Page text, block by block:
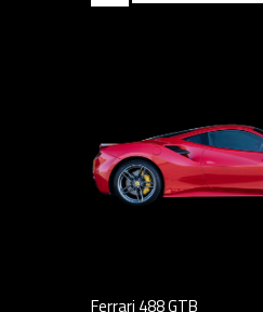
Ferrari 488 GTB